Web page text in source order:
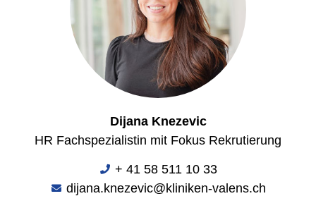
Dijana Knezevic
HR Fachspezialistin mit Fokus Rekrutierung
+ 41 58 511 10 33
dijana.knezevic@kliniken-valens.ch